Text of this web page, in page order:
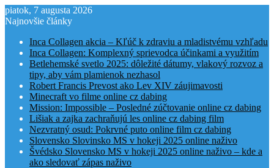
piatok, 7 augusta 2026
Najnovšie články
Inca Collagen akcia – Kľúč k zdraviu a mladistvému vzhľadu
Inca Collagen: Komplexný sprievodca účinkami a využitím
Betlehemské svetlo 2025: dôležité dátumy, vlakový rozvoz a
tipy, aby vám plamienok nezhasol
Robert Francis Prevost ako Lev XIV záujimavosti
Minecraft vo filme online cz dabing
Mission: Impossible – Posledné zúčtovanie online cz dabing
Lišiak a zajka zachraňujú les online cz dabing film
Nezvratný osud: Pokrvné puto online film cz dabing
Slovensko Slovinsko MS v hokeji 2025 online naživo
Švédsko Slovensko MS v hokeji 2025 online naživo – kde a
ako sledovať zápas naživo